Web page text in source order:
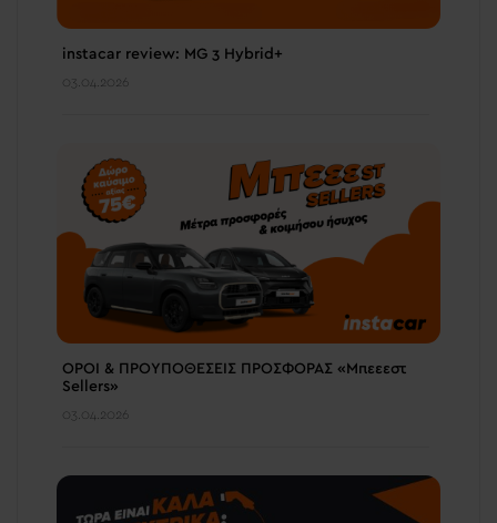
instacar review: MG 3 Hybrid+
03.04.2026
ΟΡΟΙ & ΠΡΟΥΠΟΘΕΣΕΙΣ ΠΡΟΣΦΟΡΑΣ «Μπεεεστ
Sellers»
03.04.2026